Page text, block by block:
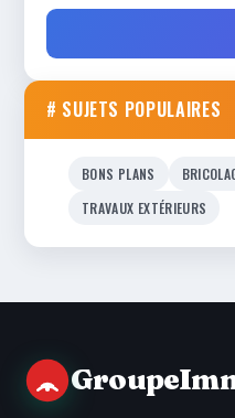
# SUJETS POPULAIRES
BONS PLANS
TRAVAUX EXTÉRIEURS